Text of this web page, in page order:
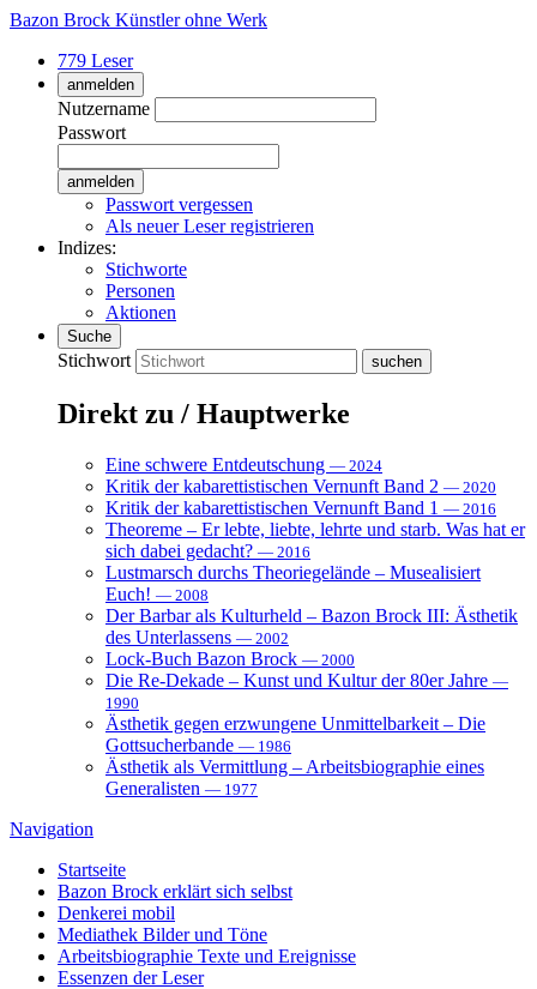
Bazon Brock Künstler ohne Werk
779 Leser
anmelden
Nutzername
Passwort
Passwort vergessen
Als neuer Leser registrieren
Indizes:
Stichworte
Personen
Aktionen
Suche
Stichwort
Direkt zu / Hauptwerke
Eine schwere Entdeutschung — 2024
Kritik der kabarettistischen Vernunft Band 2 — 2020
Kritik der kabarettistischen Vernunft Band 1 — 2016
Theoreme – Er lebte, liebte, lehrte und starb. Was hat er
sich dabei gedacht? — 2016
Lustmarsch durchs Theoriegelände – Musealisiert
Euch! — 2008
Der Barbar als Kulturheld – Bazon Brock III: Ästhetik
des Unterlassens — 2002
Lock-Buch Bazon Brock — 2000
Die Re-Dekade – Kunst und Kultur der 80er Jahre —
1990
Ästhetik gegen erzwungene Unmittelbarkeit – Die
Gottsucherbande — 1986
Ästhetik als Vermittlung – Arbeitsbiographie eines
Generalisten — 1977
Navigation
Startseite
Bazon Brock erklärt sich selbst
Denkerei mobil
Mediathek Bilder und Töne
Arbeitsbiographie Texte und Ereignisse
Essenzen der Leser